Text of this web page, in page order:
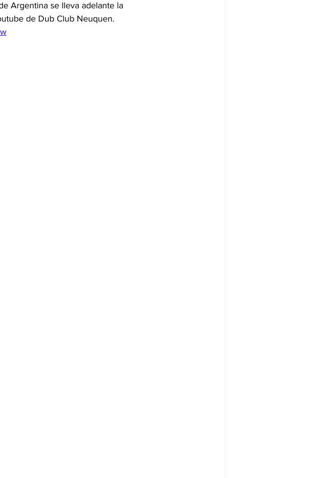
Argentina se lleva adelante la
de Dub Club Neuquen.